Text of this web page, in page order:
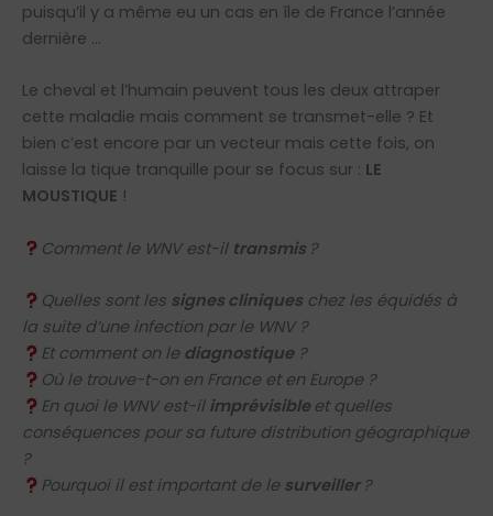
puisqu’il y a même eu un cas en île de France l’année
dernière …
Le cheval et l’humain peuvent tous les deux attraper
cette maladie mais comment se transmet-elle ? Et
bien c’est encore par un vecteur mais cette fois, on
laisse la tique tranquille pour se focus sur : LE
MOUSTIQUE !
Comment le WNV est-il transmis ?
Quelles sont les signes cliniqueschez les équidés à
la suite d’une infection par le WNV ?
Et comment on le diagnostique?
Où le trouve-t-on en France et en Europe ?
En quoi le WNV est-il imprévisible et quelles
conséquences pour sa future distribution géographique
?
Pourquoi il est important de le surveiller ?